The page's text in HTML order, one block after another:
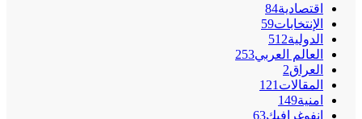
اقتصادية84
الإنتخابات59
الدولية512
العالم العربي253
العراق2
المقالات 121
امنية149
انفوغرافيك63